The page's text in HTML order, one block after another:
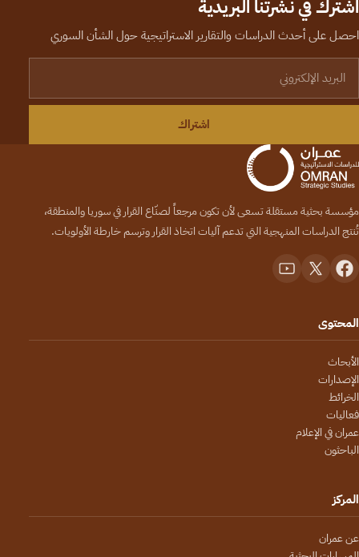
اشترك في نشرتنا البريدية
احصل على أحدث الدراسات والتقارير الاستراتيجية حول الشأن السوري
اشتراك
مؤسسة بحثية مستقلة تسعى لأن تكون مرجعاً لصنّاع القرار في سوريا والمنطقة،
تُنتج الدراسات المنهجية التي تدعم آليات اتخاذ القرار وترسم خارطة الأولويات.
المحتوى
الأبحاث
الإصدارات
الخرائط
فعاليات
عمران في الإعلام
الباحثون
المركز
عن عمران